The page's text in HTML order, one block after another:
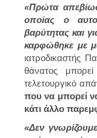
«Πρώτα
οποίας ο
βαρύτητας και
καρφώθηκε με
ιατροδικαστής
θάνατος
τελετουργικό
που να μπορεί
κάτι άλλο
«Δεν